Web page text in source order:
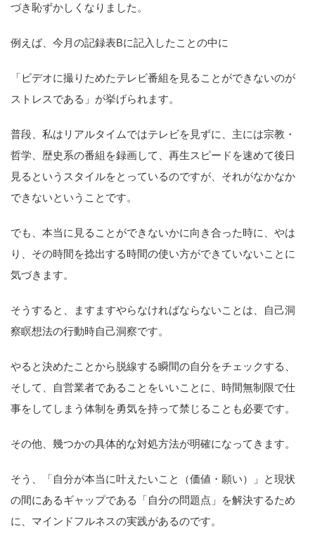
づき恥ずかしくなりました。
例えば、今月の記録表Bに記入したことの中に
「ビデオに撮りためたテレビ番組を見ることができないのが
ストレスである」が挙げられます。
普段、私はリアルタイムではテレビを見ずに、主には宗教・
哲学、歴史系の番組を録画して、再生スピードを速めて後日
見るというスタイルをとっているのですが、それがなかなか
できないということです。
でも、本当に見ることができないかに向き合った時に、やは
り、その時間を捻出する時間の使い方ができていないことに
気づきます。
そうすると、ますますやらなければならないことは、自己洞
察瞑想法の行動時自己洞察です。
やると決めたことから脱線する瞬間の自分をチェックする、
そして、自営業者であることをいいことに、時間無制限で仕
事をしてしまう体制を勇気を持って禁じることも必要です。
その他、幾つかの具体的な対処方法が明確になってきます。
そう、「自分が本当に叶えたいこと（価値・願い）」と現状
の間にあるギャップである「自分の問題点」を解決するため
に、マインドフルネスの実践があるのです。